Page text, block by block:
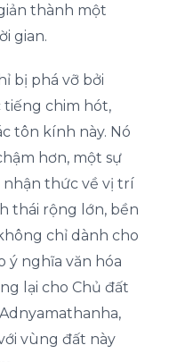
thành một
gian.
bị phá vỡ bởi
tiếng chim hót,
tôn kính này. Nó
hơn, một sự
nhận thức về vị trí
thái rộng lớn, bền
chỉ dành cho
ý nghĩa văn hóa
lại cho Chủ đất
vùng đất này